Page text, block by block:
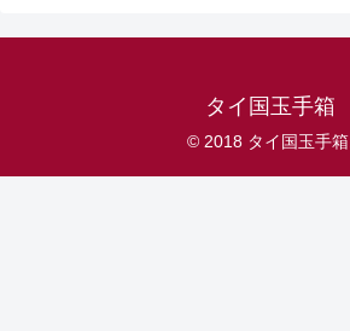
タイ国玉手箱
© 2018 タイ国玉手箱.